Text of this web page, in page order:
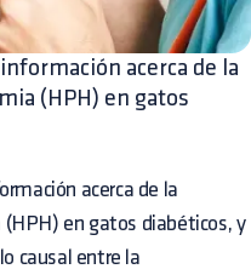
acerca de la
(HPH) en gatos
acerca de la
en gatos diabéticos, y
causal entre la